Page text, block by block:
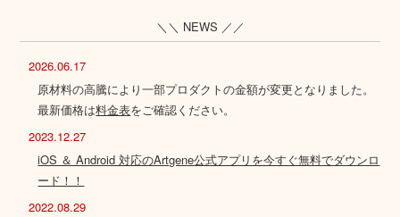
＼＼ NEWS ／／
2026.06.17
原材料の高騰により一部プロダクトの金額が変更となりました。
最新価格は料金表をご確認ください。
2023.12.27
iOS ＆ Android 対応のArtgene公式アプリを今すぐ無料でダウンロ
ード！！
2022.08.29